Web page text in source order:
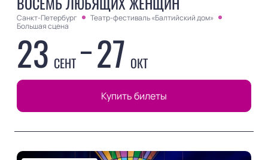
Санкт-Петербург
Театр-фестиваль «Балтийский дом»
Большая сцена
23 СЕНТ 27 ОКТ
Купить билеты